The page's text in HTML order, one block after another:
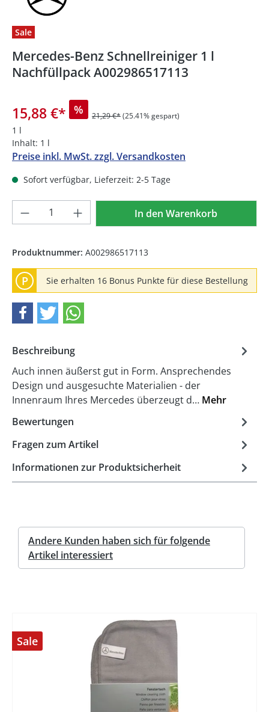
Sale
Mercedes-Benz Schnellreiniger 1 l
Nachfüllpack A002986517113
15,88 €* % 21,29 €*(25.41% gespart)
1 l
Inhalt: 1 l
Preise inkl. MwSt. zzgl. Versandkosten
Sofort verfügbar, Lieferzeit: 2-5 Tage
Produkt Anzahl: Gib denIn den Warenkorb
Produktnummer: A002986517113
P Sie erhalten 16 Bonus Punkte für diese Bestellung
Beschreibung
Auch innen äußerst gut in Form. Ansprechendes
Design und ausgesuchte Materialien - der
Innenraum Ihres Mercedes überzeugt d… Mehr
Bewertungen
Fragen zum Artikel
Informationen zur Produktsicherheit
Andere Kunden haben sich für folgende
Artikel interessiert
Sale